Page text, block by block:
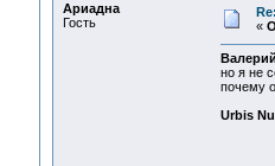
Ариадна
Гость
«
Валерий
но я не
почему
Urbis